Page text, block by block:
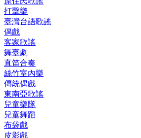
打擊樂
臺灣台語歌謠
偶戲
客家歌謠
舞臺劇
直笛合奏
絲竹室內樂
傳統偶戲
東南亞歌謠
兒童樂隊
兒童舞蹈
布袋戲
皮影戲